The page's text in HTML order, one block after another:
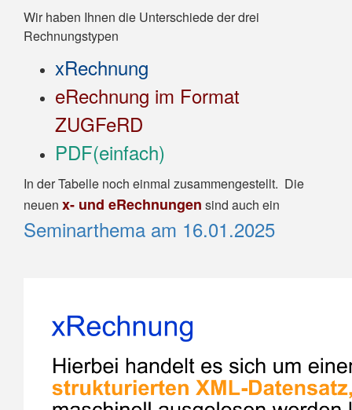
Wir haben Ihnen die Unterschiede der drei
Rechnungstypen
xRechnung
eRechnung im Format
ZUGFeRD
PDF(einfach)
In der Tabelle noch einmal zusammengestellt. Die
neuen x- und eRechnungen sind auch ein
Seminarthema am 16.01.2025